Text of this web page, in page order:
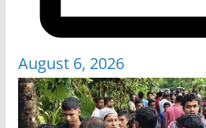
August 6, 2026